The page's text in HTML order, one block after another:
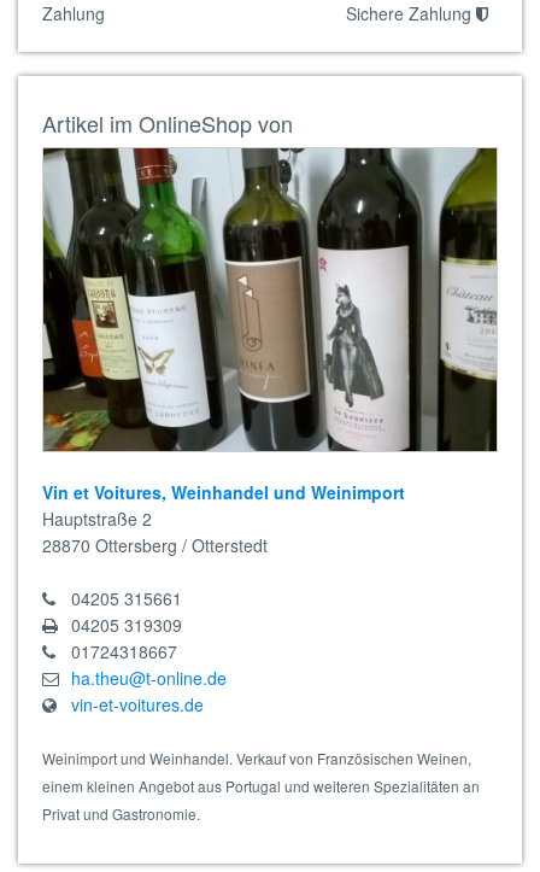
Zahlung
Sichere Zahlung
Artikel im OnlineShop von
Vin et Voitures, Weinhandel und Weinimport
Hauptstraße 2
28870 Ottersberg / Otterstedt
04205 315661
04205 319309
01724318667
ha.theu@t-online.de
vin-et-voitures.de
Weinimport und Weinhandel. Verkauf von Französischen Weinen,
einem kleinen Angebot aus Portugal und weiteren Spezialitäten an
Privat und Gastronomie.